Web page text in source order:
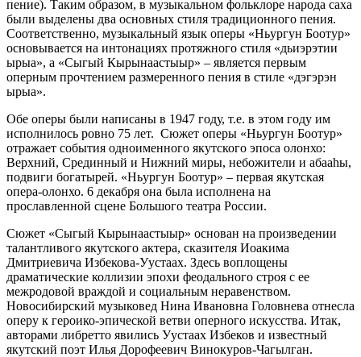
пение). Таким образом, в музыкальном фольклоре народа саха
были выделены два основных стиля традиционного пения.
Соответственно, музыкальный язык оперы «Ньургун Боотур»
основывается на интонациях протяжного стиля «дьиэрэтии
ырыа», а «Сыгый Кырынаастыыр» – является первым
оперным прочтением размеренного пения в стиле «дэгэрэн
ырыа».
Обе оперы были написаны в 1947 году, т.е. в этом году им
исполнилось ровно 75 лет. Сюжет оперы «Ньургун Боотур»
отражает события одноименного якутского эпоса олонхо:
Верхний, Срединный и Нижний миры, небожители и абааhы,
подвиги богатырей. «Ньургун Боотур» – первая якутская
опера-олонхо. 6 декабря она была исполнена на
прославленной сцене Большого театра России.
Сюжет «Сыгый Кырынаастыыр» основан на произведении
талантливого якутского актера, сказителя Иоакима
Дмитриевича Избекова-Уустаах. Здесь воплощены
драматические коллизии эпохи феодального строя с ее
межродовой враждой и социальным неравенством.
Новосибирский музыковед Нина Ивановна Головнева отнесла
оперу к героико-эпической ветви оперного искусства. Итак,
авторами либретто явились Уустаах Избеков и известный
якутский поэт Илья Дорофеевич Винокуров-Чагылган.